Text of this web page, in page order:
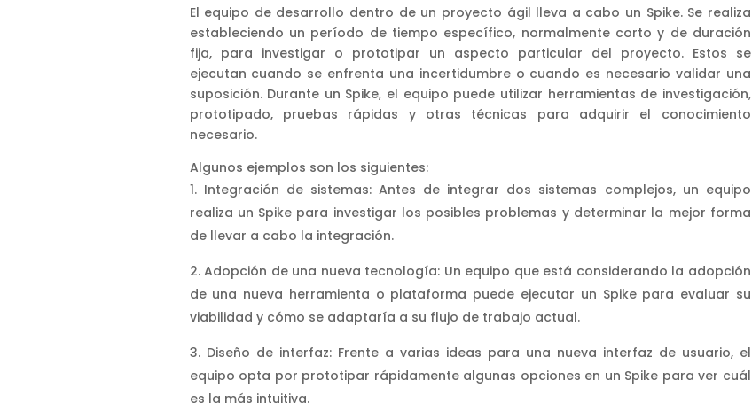
El equipo de desarrollo dentro de un proyecto ágil lleva a cabo un Spike. Se realiza
estableciendo un período de tiempo específico, normalmente corto y de duración
fija, para investigar o prototipar un aspecto particular del proyecto. Estos se
ejecutan cuando se enfrenta una incertidumbre o cuando es necesario validar una
suposición. Durante un Spike, el equipo puede utilizar herramientas de investigación,
prototipado, pruebas rápidas y otras técnicas para adquirir el conocimiento
necesario.
Algunos ejemplos son los siguientes:
Integración de sistemas: Antes de integrar dos sistemas complejos, un equipo
realiza un Spike para investigar los posibles problemas y determinar la mejor forma
de llevar a cabo la integración.
Adopción de una nueva tecnología: Un equipo que está considerando la adopción
de una nueva herramienta o plataforma puede ejecutar un Spike para evaluar su
viabilidad y cómo se adaptaría a su flujo de trabajo actual.
Diseño de interfaz: Frente a varias ideas para una nueva interfaz de usuario, el
equipo opta por prototipar rápidamente algunas opciones en un Spike para ver cuál
es la más intuitiva.